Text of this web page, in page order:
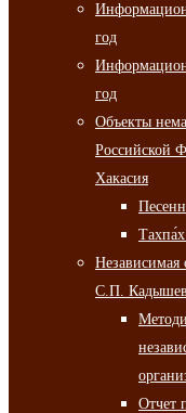
год
год
Объекты
Российской
Хакасия
С.П.
Отчет